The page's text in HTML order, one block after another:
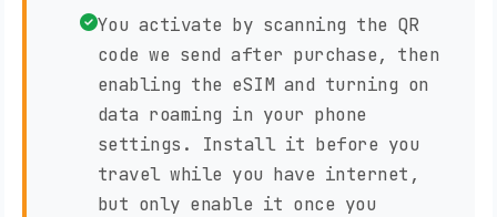
You activate by scanning the QR
code we send after purchase, then
enabling the eSIM and turning on
data roaming in your phone
settings. Install it before you
travel while you have internet,
but only enable it once you